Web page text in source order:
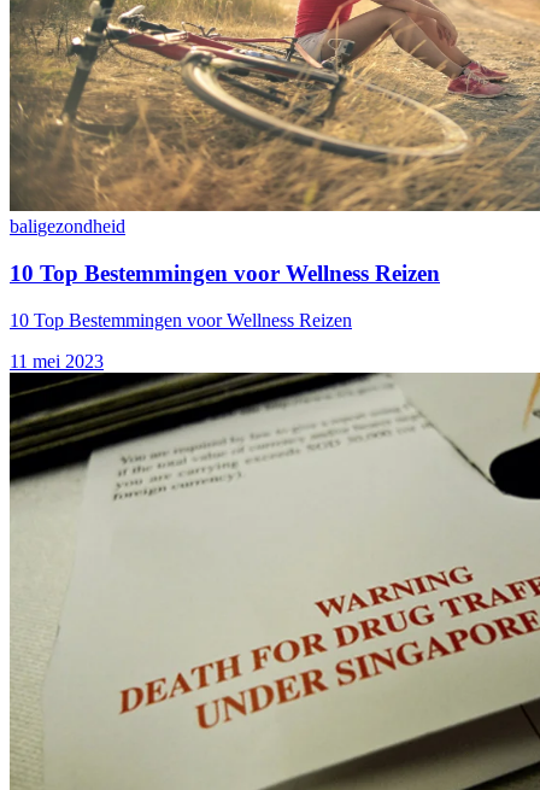
baligezondheid
10 Top Bestemmingen voor Wellness Reizen
10 Top Bestemmingen voor Wellness Reizen
11 mei 2023